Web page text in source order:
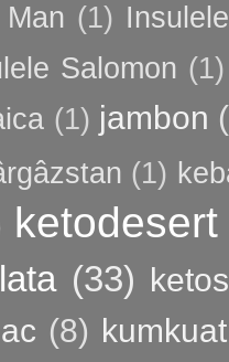
(1)
Salomon (1)
(1) jambon
(1)
ketodesert
(33)
(8) kumkuat